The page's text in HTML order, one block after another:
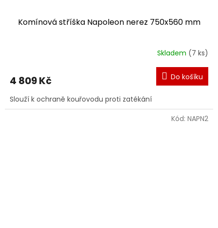
Komínová stříška Napoleon nerez 750x560 mm
Skladem (7 ks)
4 809 Kč Do košíku
Slouží k ochraně kouřovodu proti zatékání
Kód: NAPN2